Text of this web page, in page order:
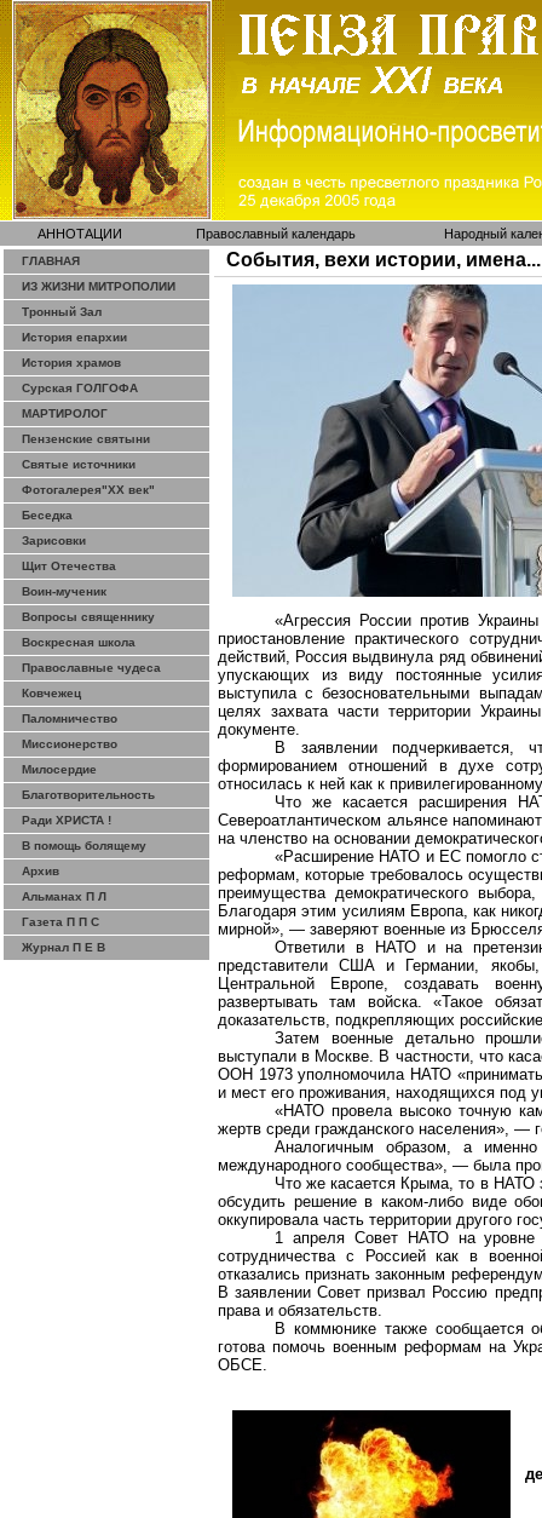
АННОТАЦИИ Православный календарь Народный
ГЛАВНАЯ
ИЗ ЖИЗНИ МИТРОПОЛИИ
Тронный Зал
История епархии
История храмов
Сурская ГОЛГОФА
МАРТИРОЛОГ
Пензенские святыни
Святые источники
Фотогалерея"ХХ век"
Беседка
Зарисовки
Щит Отечества
Воин-мученик
Вопросы священнику
Воскресная школа
Православные чудеса
Ковчежец
Паломничество
Миссионерство
Милосердие
Благотворительность
Ради ХРИСТА !
В помощь болящему
Архив
Альманах П Л
Газета П П С
Журнал П Е В
События, вехи истории, имена...
«Агрессия России против
приостановление практического
действий, Россия выдвинула ряд
упускающих из виду постоянные
выступила с безосновательными
целях захвата части территории
документе.
В заявлении
формированием отношений в духе
относилась к ней как к
Что же касается расширения
Североатлантическом альянсе
на членство на основании
«Расширение НАТО и ЕС помогло
реформам, которые требовалось
преимущества демократического
Благодаря этим усилиям Европа, как
мирной», — заверяют военные из
Ответили в НАТО и на
представители США и Германии,
Центральной Европе, создавать
развертывать там войска. «Такое
доказательств, подкрепляющих
Затем военные детально
выступали в Москве. В частности, что
ООН 1973 уполномочила НАТО
и мест его проживания, находящихся под
«НАТО провела высоко точную
жертв среди гражданского населения», —
Аналогичным образом, а
международного сообщества», — была
Что же касается Крыма, то в НАТО
обсудить решение в каком-либо виде
оккупировала часть территории другого
1 апреля Совет НАТО на уровне
сотрудничества с Россией как в
отказались признать законным
В заявлении Совет призвал Россию
права и обязательств.
В коммюнике также сообщается
готова помочь военным реформам на
ОБСЕ.